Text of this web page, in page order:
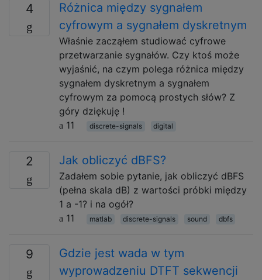
4
Różnica między sygnałem
cyfrowym a sygnałem dyskretnym
Właśnie zacząłem studiować cyfrowe
przetwarzanie sygnałów. Czy ktoś może
wyjaśnić, na czym polega różnica między
sygnałem dyskretnym a sygnałem
cyfrowym za pomocą prostych słów? Z
góry dziękuję !
11
discrete-signals digital
2 Jak obliczyć dBFS?
Zadałem sobie pytanie, jak obliczyć dBFS
(pełna skala dB) z wartości próbki między
1 a -1? i na ogół?
11
matlab discrete-signals sound dbfs
9
Gdzie jest wada w tym
wyprowadzeniu DTFT sekwencji